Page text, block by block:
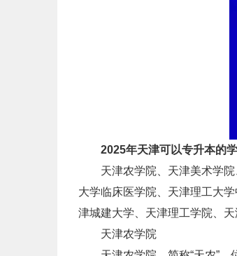
2025年天津可以专升本的
天津农学院、天津美术学院
大学临床医学院、天津理工大
津城建大学、天津理工学院、
天津农学院